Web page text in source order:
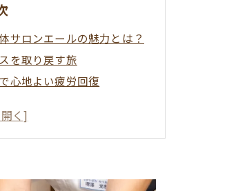
サロンエールの魅力とは？
を取り戻す旅
心地よい疲労回復
の声集